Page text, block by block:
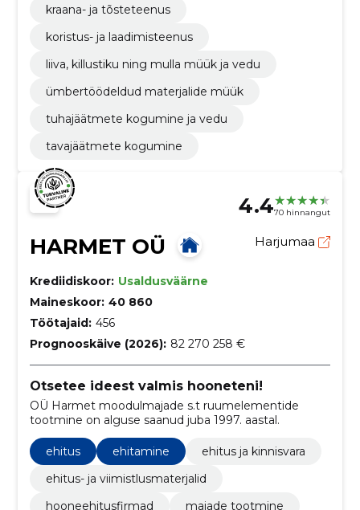
kraana- ja tõsteteenus
koristus- ja laadimisteenus
liiva, killustiku ning mulla müük ja vedu
ümbertöödeldud materjalide müük
tuhajäätmete kogumine ja vedu
tavajäätmete kogumine
4.470 hinnangut
HARMET OÜ Harjumaa
Krediidiskoor: Usaldusväärne
Maineskoor: 40 860
Töötajaid: 456
Prognooskäive (2026): 82 270 258 €
Otsetee ideest valmis hooneteni!
OÜ Harmet moodulmajade s.t ruumelementide
tootmine on alguse saanud juba 1997. aastal.
ehitus ehitamine
ehitus ja kinnisvara
ehitus- ja viimistlusmaterjalid
hooneehitusfirmad
majade tootmine